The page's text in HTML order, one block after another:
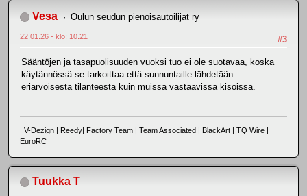
Vesa Oulun seudun pienoisautoilijat ry
#3
22.01.26 - klo: 10.21
Sääntöjen ja tasapuolisuuden vuoksi tuo ei ole suotavaa, koska
käytännössä se tarkoittaa että sunnuntaille lähdetään
eriarvoisesta tilanteesta kuin muissa vastaavissa kisoissa.
V-Dezign | Reedy| Factory Team | Team Associated | BlackArt | TQ Wire |
EuroRC
Tuukka T